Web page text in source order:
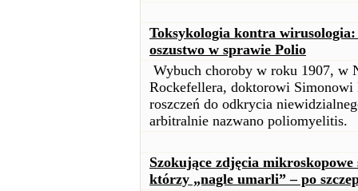
Toksykologia kontra
oszustwo w sprawie Polio
Wybuch choroby w roku 1907, w
Rockefellera, doktorowi Simonowi
roszczeń do odkrycia
arbitralnie nazwano poliomyelitis.
Szokujące zdjęcia
którzy „nagle umarli” – po